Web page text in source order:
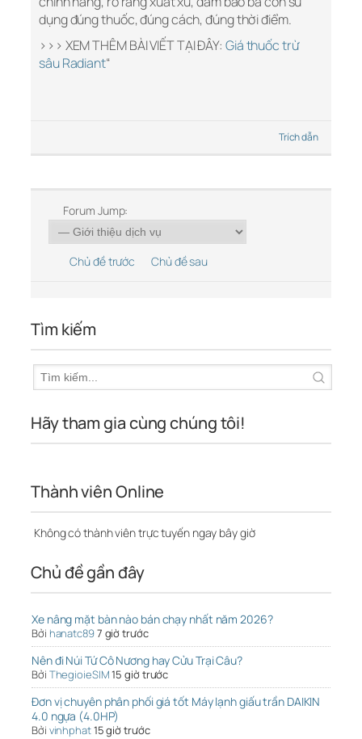
dụng đúng thuốc, đúng cách, đúng thời điểm.
>>> XEM THÊM BÀI VIẾT TẠI ĐÂY: Giá thuốc trừ
sâu Radiant“
Trích dẫn
Forum Jump:
Chủ đề trước Chủ đề sau
Tìm kiếm
Hãy tham gia cùng chúng tôi!
Thành viên Online
Không có thành viên trực tuyến ngay bây giờ
Chủ đề gần đây
Xe nâng mặt bàn nào bán chạy nhất năm 2026?
Bởi hanatc897 giờ trước
Nên đi Núi Tứ Cô Nương hay Cửu Trại Câu?
Bởi ThegioieSIM15 giờ trước
Đơn vị chuyên phân phối giá tốt Máy lạnh giấu trần DAIKIN
4.0 ngựa (4.0HP)
Bởi vinhphat15 giờ trước